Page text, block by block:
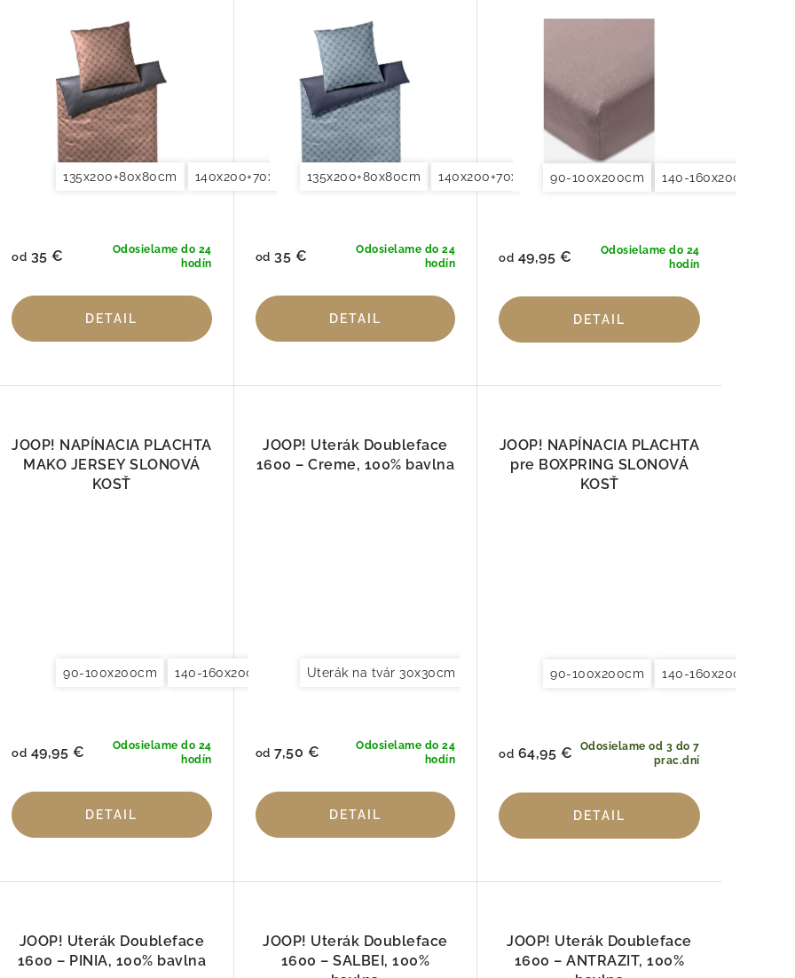
135x200+80x80cm 140x200+70x90cm 140x220+70x90cm 155x200+80x80cm 200x200+2x70x90cm
Odosielame do 24
hodín
od 35 €
DETAIL
135x200+80x80cm 140x200+70x90cm 140x220+70x90cm
Odosielame do 24
hodín
od 35 €
DETAIL
90-100x200cm 140-160x200cm
Odosielame do 24
hodín
od 49,95 €
DETAIL
JOOP! NAPÍNACIA PLACHTA
MAKO JERSEY SLONOVÁ
KOSŤ
90-100x200cm 140-160x200cm 180x200x200cm
Odosielame do 24
hodín
od 49,95 €
DETAIL
JOOP! Uterák Doubleface
1600 – Creme, 100% bavlna
Uterák na tvár 30x30cm Uterák pre hostí 30x50cm XL Uterák na ruky
Odosielame do 24
hodín
od 7,50 €
DETAIL
JOOP! NAPÍNACIA PLACHTA
pre BOXPRING SLONOVÁ
KOSŤ
90-100x200cm 140-160x200cm
Odosielame od 3 do 7
prac.dní
od 64,95 €
DETAIL
JOOP! Uterák Doubleface
1600 – PINIA, 100% bavlna
JOOP! Uterák Doubleface
1600 – SALBEI, 100%
JOOP! Uterák Doubleface
1600 – ANTRAZIT, 100%